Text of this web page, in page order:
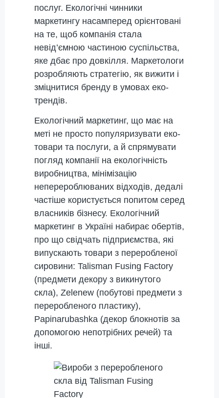
послуг. Екологічні чинники
маркетингу насамперед орієнтовані
на те, щоб компанія стала
невід’ємною частиною суспільства,
яке дбає про довкілля. Маркетологи
розробляють стратегію, як вижити і
зміцнитися бренду в умовах еко-
трендів.
Екологічний маркетинг, що має на
меті не просто популяризувати еко-
товари та послуги, а й спрямувати
погляд компанії на екологічність
виробництва, мінімізацію
неперероблюваних відходів, дедалі
частіше користується попитом серед
власників бізнесу. Екологічний
маркетинг в Україні набирає обертів,
про що свідчать підприємства, які
випускають товари з переробленої
сировини: Talisman Fusing Factory
(предмети декору з викинутого
скла), Zelenew (побутові предмети з
переробленого пластику),
Papinarubashka (декор блокнотів за
допомогою непотрібних речей) та
інші.